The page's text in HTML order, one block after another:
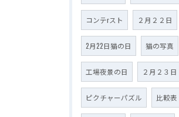
コンテrスト ２月２２日
2月22日猫の日 猫の写真
工場夜景の日 ２月２３日
ピクチャーパズル 比較表